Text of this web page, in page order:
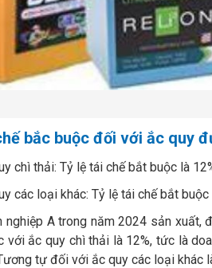
bắc buộc đối với ắc quy
chì thải: Tỷ lệ tái chế bắt buộc là
các loại khác: Tỷ lệ tái chế bắt buộc
nghiệp A trong năm 2024 sản
với ắc quy chì thải là 12%, tức là
tự đối với ắc quy các loại khác